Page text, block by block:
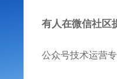
有人在微信社区
公众号技术运营